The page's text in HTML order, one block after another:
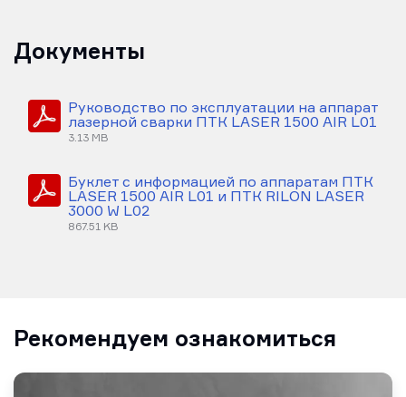
Документы
Руководство по эксплуатации на аппарат
лазерной сварки ПТК LASER 1500 AIR L01
3.13 MB
Буклет с информацией по аппаратам ПТК
LASER 1500 AIR L01 и ПТК RILON LASER
3000 W L02
867.51 KB
Рекомендуем ознакомиться